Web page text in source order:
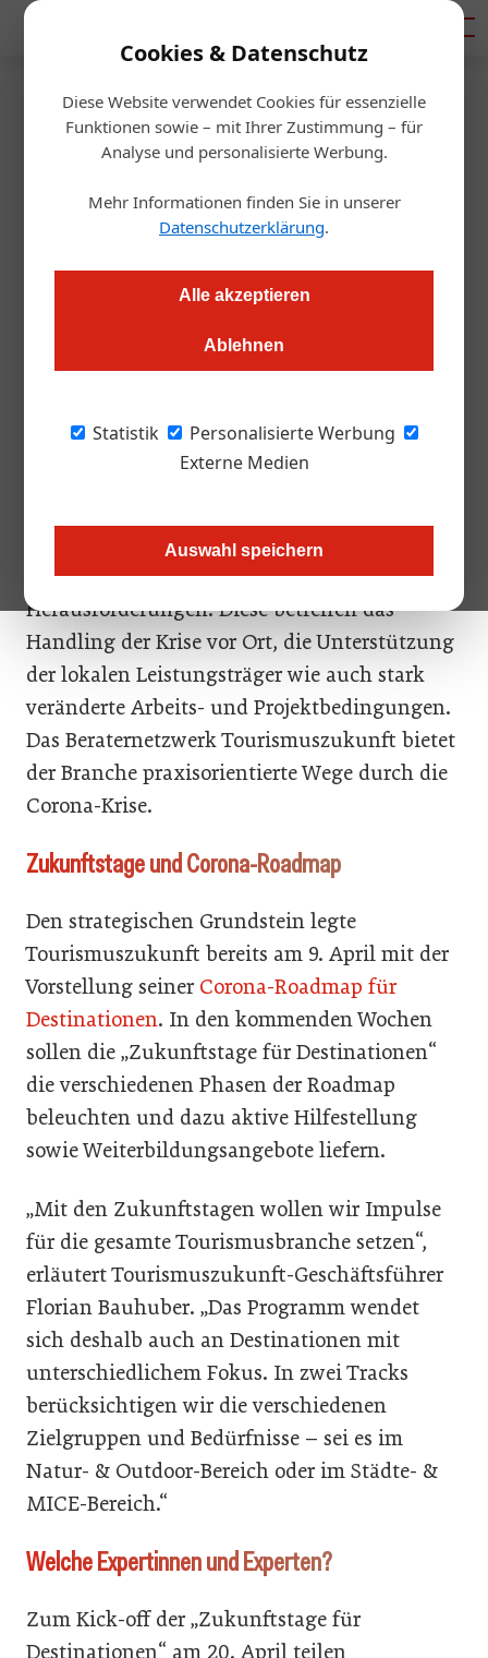
Cookies & Datenschutz
Diese Website verwendet Cookies für essenzielle
Funktionen sowie – mit Ihrer Zustimmung – für
Analyse und personalisierte Werbung.
Mehr Informationen finden Sie in unserer
Datenschutzerklärung.
Alle akzeptieren
Ablehnen
Statistik
Personalisierte Werbung
Externe Medien
Auswahl speichern
Startseite/Gastro & Hotel
Kostenlose Veranstaltungen für
die Tourismusbranche
Mit den „Zukunftstagen für Destinationen“ startet
Tourismuszukunft am 20. April eine digitale
Webinaren, Diskussionen und Workshops verraten Experten,
wie Destinationen dem Stillstand begegnen und sich für die
Zeit nach Corona rüsten können.
Die Corona-Krise stellt touristische
Destinationen vor beispiellose
Herausforderungen. Diese betreffen das
Handling der Krise vor Ort, die Unterstützung
der lokalen Leistungsträger wie auch stark
veränderte Arbeits- und Projektbedingungen.
Das Beraternetzwerk Tourismuszukunft bietet
der Branche praxisorientierte Wege durch die
Corona-Krise.
Zukunftstage und Corona-Roadmap
Den strategischen Grundstein legte
Tourismuszukunft bereits am 9. April mit der
Vorstellung seiner Corona-Roadmap für
Destinationen. In den kommenden Wochen
sollen die „Zukunftstage für Destinationen“
die verschiedenen Phasen der Roadmap
beleuchten und dazu aktive Hilfestellung
sowie Weiterbildungsangebote liefern.
„Mit den Zukunftstagen wollen wir Impulse
für die gesamte Tourismusbranche setzen“,
erläutert Tourismuszukunft-Geschäftsführer
Florian Bauhuber. „Das Programm wendet
sich deshalb auch an Destinationen mit
unterschiedlichem Fokus. In zwei Tracks
berücksichtigen wir die verschiedenen
Zielgruppen und Bedürfnisse – sei es im
Natur- & Outdoor-Bereich oder im Städte- &
MICE-Bereich.“
Welche Expertinnen und Experten?
Zum Kick-off der „Zukunftstage für
Destinationen“ am 20. April teilen